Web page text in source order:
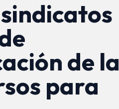
de la
para